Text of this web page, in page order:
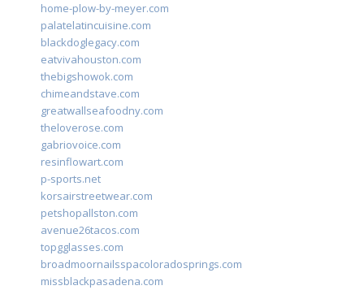
home-plow-by-meyer.com
palatelatincuisine.com
blackdoglegacy.com
eatvivahouston.com
thebigshowok.com
chimeandstave.com
greatwallseafoodny.com
theloverose.com
gabriovoice.com
resinflowart.com
p-sports.net
korsairstreetwear.com
petshopallston.com
avenue26tacos.com
topgglasses.com
broadmoornailsspacoloradosprings.com
missblackpasadena.com